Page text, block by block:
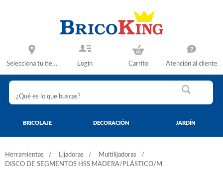
Selecciona tu tienda Login Carrito Atención al cliente
BRICOLAJE DECORACIÓN JARDÍN
Herramientas Lijadoras
Multilijadoras
DISCO DE SEGMENTOS HSS MADERA/PLÁSTICO/M